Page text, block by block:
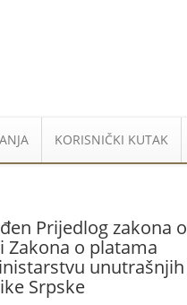
KORISNIČKI KUTAK
Prijedlog zakona o
Zakona o platama
unutrašnjih
Srpske